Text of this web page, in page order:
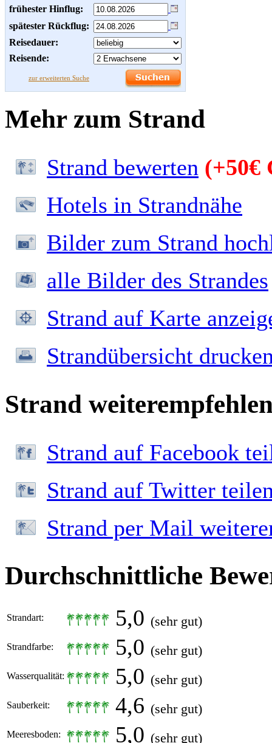
frühester Hinflug:
spätester Rückflug:
Reisedauer:
Reisende:
zur erweiterten Suche
Mehr zum Strand
Strand bewerten (+50€
Hotels in Strandnähe
Bilder zum Strand
alle Bilder des Strandes
Strand auf Karte
Strandübersicht
Strand
Strand auf Facebook
Strand auf Twitter
Strand per Mail
Durchschnittliche
Strandart: 5,0 (sehr gut)
Strandfarbe: 5,0 (sehr gut)
Wasserqualität: 5,0 (sehr gut)
Sauberkeit: 4,6 (sehr gut)
Meeresboden: 5,0 (sehr gut)